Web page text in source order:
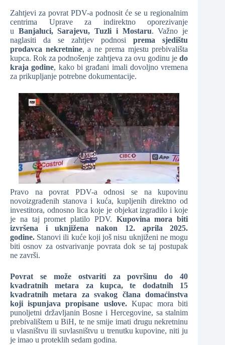
Zahtjevi za povrat PDV-a podnosit će se u regionalnim
centrima Uprave za indirektno oporezivanje
u Banjaluci, Sarajevu, Tuzli i Mostaru. Važno je
naglasiti da se zahtjev podnosiprema sjedištu
prodavca nekretnine, a ne prema mjestu prebivališta
kupca. Rok za podnošenje zahtjeva za ovu godinu jedo
kraja godine, kako bi građani imali dovoljno vremena
za prikupljanje potrebne dokumentacije.
Pravo na povrat PDV-a odnosi se na kupovinu
novoizgrađenih stanova i kuća, kupljenih direktno od
investitora, odnosno lica koje je objekat izgradilo i koje
je na taj promet platilo PDV. Kupovina mora biti
izvršena i uknjižena nakon 12. aprila 2025.
godine. Stanovi ili kuće koji još nisu uknjiženi ne mogu
biti osnov za ostvarivanje povrata dok se taj postupak
ne završi.
Povrat se može ostvariti za površinu do 40
kvadratnih metara za kupca, te dodatnih 15
kvadratnih metara za svakog člana domaćinstva
koji ispunjava propisane uslove.Kupac mora biti
punoljetni državljanin Bosne i Hercegovine, sa stalnim
prebivalištem u BiH, te ne smije imati drugu nekretninu
u vlasništvu ili suvlasništvu u trenutku kupovine, niti ju
je imao u proteklih sedam godina.